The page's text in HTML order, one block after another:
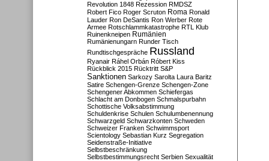
Revolution 1848 Rezession RMDSZ
Robert Fico Roger Scruton Roma Ronald
Lauder Ron DeSantis Ron Werber Rote
Armee Rotschlammkatastrophe RTL Klub
Ruinenkneipen Rumänien
Rumänienungarn Runder Tisch
Rundtischgespräche Russland
Ryanair Ráhel Orbán Róbert Kiss
Rückblick 2015 Rücktritt S&P
Sanktionen Sarkozy Sarolta Laura Baritz
Satire Schengen-Grenze Schengen-Zone
Schengener Abkommen Schiefergas
Schlacht am Donbogen Schmalspurbahn
Schottische Volksabstimmung
Schuldenkrise Schulen Schulumbenennung
Schwarzgeld Schwarzkonten Schweden
Schweizer Franken Schwimmsport
Scientology Sebastian Kurz Segregation
Seidenstraße-Initiative
Selbstbeschränkung
Selbstbestimmungsrecht Serbien Sexualität